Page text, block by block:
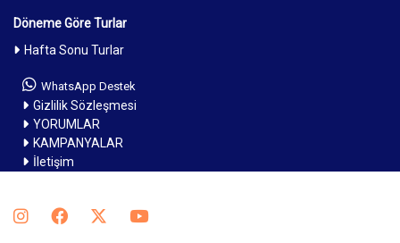
Döneme Göre Turlar
Hafta Sonu Turlar
WhatsApp Destek
Gizlilik Sözleşmesi
YORUMLAR
KAMPANYALAR
İletişim